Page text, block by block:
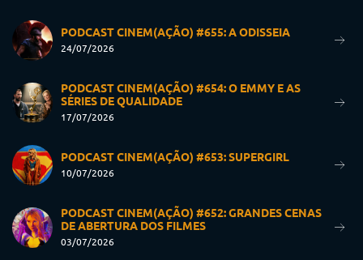
PODCAST CINEM(AÇÃO) #655: A ODISSEIA
24/07/2026
PODCAST CINEM(AÇÃO) #654: O EMMY E AS
SÉRIES DE QUALIDADE
17/07/2026
PODCAST CINEM(AÇÃO) #653: SUPERGIRL
10/07/2026
PODCAST CINEM(AÇÃO) #652: GRANDES CENAS
DE ABERTURA DOS FILMES
03/07/2026